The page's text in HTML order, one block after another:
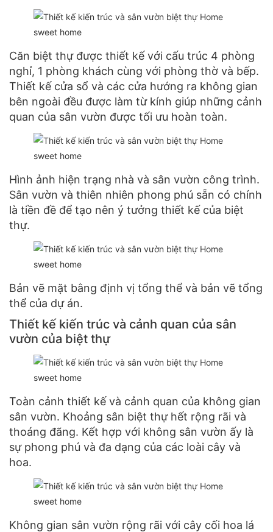
Căn biệt thự được thiết kế với cấu trúc 4 phòng
nghỉ, 1 phòng khách cùng với phòng thờ và bếp.
Thiết kế cửa sổ và các cửa hướng ra không gian
bên ngoài đều được làm từ kính giúp những cảnh
quan của sân vườn được tối ưu hoàn toàn.
Hình ảnh hiện trạng nhà và sân vườn công trình.
Sân vườn và thiên nhiên phong phú sẵn có chính
là tiền đề để tạo nên ý tưởng thiết kế của biệt
thự.
Bản vẽ mặt bằng định vị tổng thể và bản vẽ tổng
thể của dự án.
Thiết kế kiến trúc và cảnh quan của sân
vườn của biệt thự
Toàn cảnh thiết kế và cảnh quan của không gian
sân vườn. Khoảng sân biệt thự hết rộng rãi và
thoáng đãng. Kết hợp với không sân vườn ấy là
sự phong phú và đa dạng của các loài cây và
hoa.
Không gian sân vườn rộng rãi với cây cối hoa lá